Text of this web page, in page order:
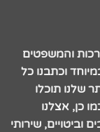
והמשפטים
וכתבנו כל
שלנו תוכלו
כן, אצלנו
וביטויים, שירותי